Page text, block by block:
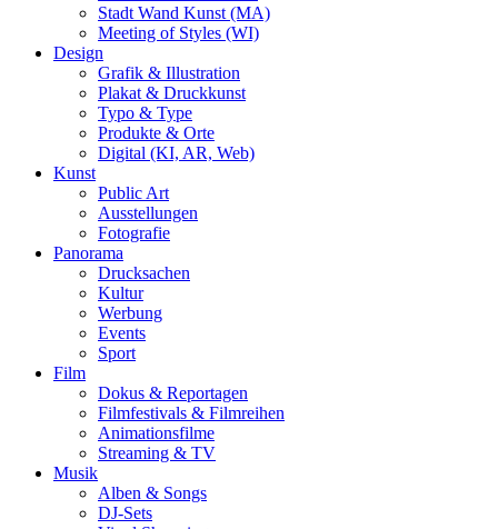
Stadt Wand Kunst (MA)
Meeting of Styles (WI)
Design
Grafik & Illustration
Plakat & Druckkunst
Typo & Type
Produkte & Orte
Digital (KI, AR, Web)
Kunst
Public Art
Ausstellungen
Fotografie
Panorama
Drucksachen
Kultur
Werbung
Events
Sport
Film
Dokus & Reportagen
Filmfestivals & Filmreihen
Animationsfilme
Streaming & TV
Musik
Alben & Songs
DJ-Sets